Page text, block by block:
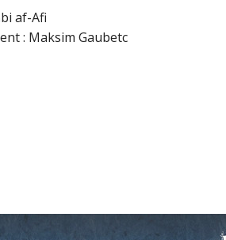
af-Afi
: Maksim Gaubetc